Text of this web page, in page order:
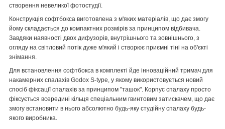
створення невеликої фотостудії.
Конструкція софтбокса виготовлена з м'яких матеріалів, що дає змогу
йому складається до компактних розмірів за принципом відбивача.
Завдяки наявності двох дифузорів, внутрішнього та зовнішнього, з
огляду на світловий потік дуже м'який і створює приємні тіні на об'єкті
знімання.
Для встановлення софтбокса в комплекті йде інноваційний тримач для
накамерних спалахів Godox S-type, у якому використовується новий
спосіб фіксації спалахів за принципом "ташок". Корпус спалаху просто
фіксується всередині кільця спеціальним гвинтовим затискачем, що дає
змогу встановити в нього абсолютно будь-яку студійну спалаху будь-
якого виробника.